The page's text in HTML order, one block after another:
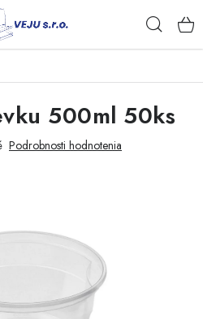
500ml 50ks
Podrobnosti hodnotenia